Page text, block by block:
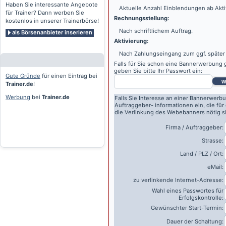
Haben Sie interessante Angebote
für Trainer? Dann werben Sie
kostenlos in unserer Trainerbörse!
als Börsenanbieter inserieren
Gute Gründe für einen Eintrag bei
Trainer.de!
Werbung bei Trainer.de
Aktuelle Anzahl Einblendungen ab
Rechnungsstellung:
Nach schriftlichem Auftrag.
Aktivierung:
Nach Zahlungseingang zum ggf.
Falls für Sie schon eine Bannerwerbung
geben Sie bitte Ihr Passwort ein:
Falls Sie Interesse an einer
Auftraggeber- informationen ein, die
die Verlinkung des Webebanners nötig
Firma / Auftraggeber:
Strasse:
Land / PLZ / Ort:
eMail:
zu verlinkende Internet-Adresse:
Wahl eines Passwortes für
Erfolgskontrolle:
Gewünschter Start-Termin:
Dauer der Schaltung: